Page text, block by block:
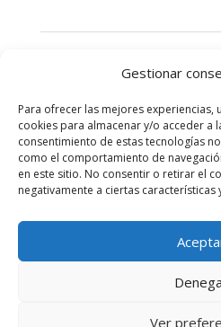
Gestionar
Para ofrecer las mejores
cookies para almacenar y/o acceder a
consentimiento de estas tecnologías
como el comportamiento de
en este sitio. No consentir o retirar el
negativamente a ciertas características
Ver
stakeholders en 2025:
3 de noviembre de 2025 09:00
Comentarios
Elegant